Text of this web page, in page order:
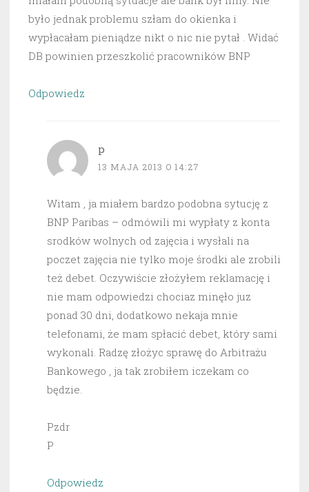
było jednak problemu szłam do okienka i
wypłacałam pieniądze nikt o nic nie pytał . Widać
DB powinien przeszkolić pracowników BNP
Odpowiedz
p
13 MAJA 2013 O 14:27
Witam , ja miałem bardzo podobna sytucję z
BNP Paribas – odmówili mi wypłaty z konta
srodków wolnych od zajęcia i wysłali na
poczet zajęcia nie tylko moje środki ale zrobili
też debet. Oczywiście złożyłem reklamację i
nie mam odpowiedzi chociaz minęło juz
ponad 30 dni, dodatkowo nekaja mnie
telefonami, że mam spłacić debet, który sami
wykonali. Radzę złożyc sprawę do Arbitrażu
Bankowego , ja tak zrobiłem iczekam co
będzie.
Pzdr
P
Odpowiedz